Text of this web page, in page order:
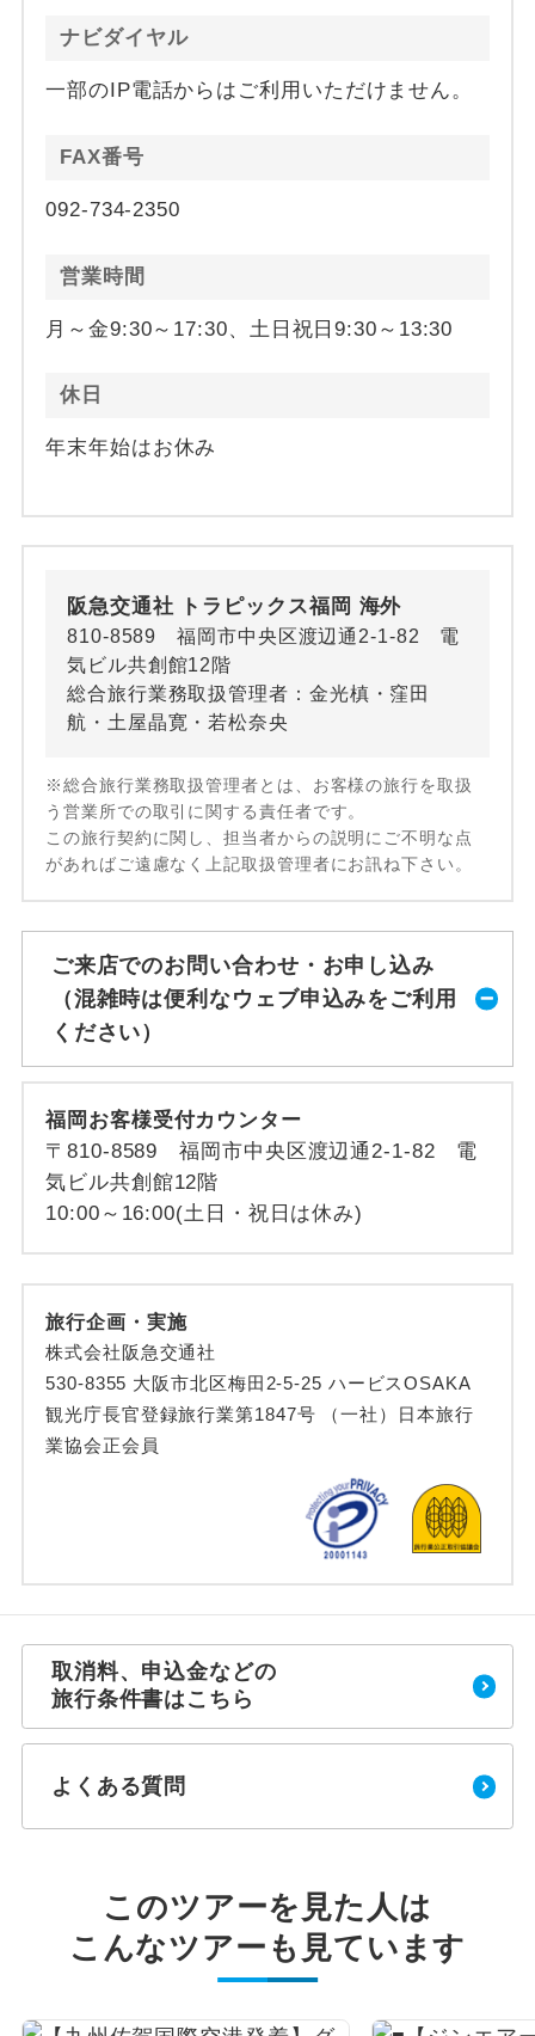
ナビダイヤル
一部のIP電話からはご利用いただけません。
FAX番号
092-734-2350
営業時間
月～金9:30～17:30、土日祝日9:30～13:30
休日
年末年始はお休み
阪急交通社 トラピックス福岡 海外
810-8589 福岡市中央区渡辺通2-1-82 電
気ビル共創館12階
総合旅行業務取扱管理者：金光槙・窪田
航・土屋晶寛・若松奈央
※総合旅行業務取扱管理者とは、お客様の旅行を取扱
う営業所での取引に関する責任者です。
この旅行契約に関し、担当者からの説明にご不明な点
があればご遠慮なく上記取扱管理者にお訊ね下さい。
ご来店でのお問い合わせ・お申し込み
（混雑時は便利なウェブ申込みをご利用
ください）
福岡お客様受付カウンター
〒810-8589 福岡市中央区渡辺通2-1-82 電
気ビル共創館12階
10:00～16:00(土日・祝日は休み)
旅行企画・実施
株式会社阪急交通社
530-8355 大阪市北区梅田2-5-25 ハービスOSAKA
観光庁長官登録旅行業第1847号 （一社）日本旅行
業協会正会員
取消料、申込金などの
旅行条件書はこちら
よくある質問
このツアーを見た人は
こんなツアーも見ています